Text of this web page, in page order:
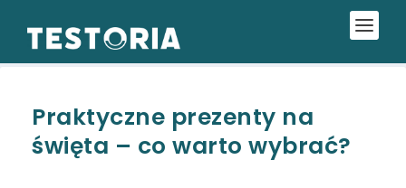
Praktyczne prezenty na
święta – co warto wybrać?